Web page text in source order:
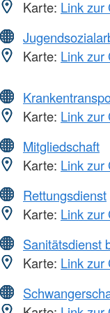
Karte: Link zur
Karte: Link zur
Karte: Link zur
Mitgliedschaft
Karte: Link zur
Rettungsdienst
Karte: Link zur
Sanitätsdienst
Karte: Link zur